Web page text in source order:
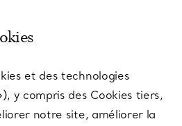
et des technologies
y compris des Cookies tiers,
notre site, améliorer la